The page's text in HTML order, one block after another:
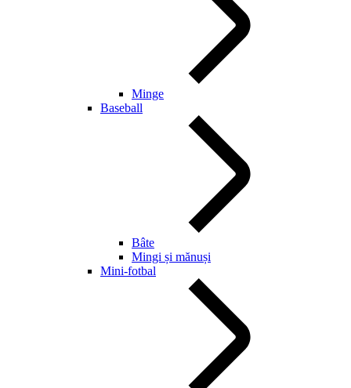
Minge
Baseball
Bâte
Mingi și mănuși
Mini-fotbal